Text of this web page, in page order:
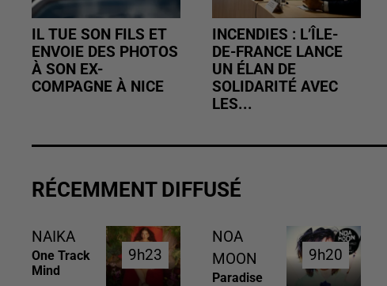
IL TUE SON FILS ET
ENVOIE DES PHOTOS
À SON EX-
COMPAGNE À NICE
INCENDIES : L’ÎLE-
DE-FRANCE LANCE
UN ÉLAN DE
SOLIDARITÉ AVEC
LES...
RÉCEMMENT DIFFUSÉ
NAIKA
One Track
Mind
9h23
9h23
NOA
MOON
Paradise
9h20
9h20